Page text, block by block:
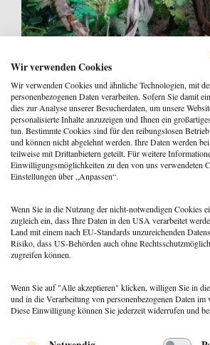
Innere Bilder in Bewegung
narrativer Sandspieltherapie
Menü
Wir verwenden Cookies
Wir verwenden Cookies und ähnliche Technologien, mit
personenbezogenen Daten verarbeiten. Sofern Sie damit
dies zur Analyse unserer Besucherdaten, um unsere
personalisierte Inhalte anzuzeigen und Ihnen ein
tun. Bestimmte Cookies sind für den reibungslosen
und können nicht abgelehnt werden. Ihre Daten werden
teilweise mit Drittanbietern geteilt. Für weitere
Einwilligungsmöglichkeiten zu den von uns verwendeten
Einstellungen über „Anpassen“.
Wenn Sie in die Nutzung der nicht-notwendigen Cookies
zugleich ein, dass Ihre Daten in den USA verarbeitet
Land mit einem nach EU-Standards unzureichenden
Risiko, dass US-Behörden auch ohne
zugreifen können.
Wenn Sie auf "Alle akzeptieren" klicken, willigen Sie in
und in die Verarbeitung von personenbezogenen Daten im
Diese Einwilligung können Sie jederzeit widerrufen und